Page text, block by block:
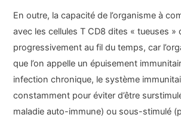
En outre, la capacité de l’organisme à
avec les cellules T CD8 dites « tueuses »
progressivement au fil du temps, car
que l’on appelle un épuisement
infection chronique, le système
constamment pour éviter d’être
maladie auto-immune) ou sous-stimulé